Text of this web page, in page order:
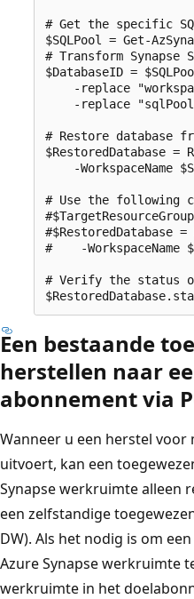
# Get the specific
$SQLPool = Get-
# Transform Synapse
$DatabaseID =
-replace
-replace
# Restore database
$RestoredDatabase =
-WorkspaceName
# Use the following
#$RestoredDatabase
#    -WorkspaceName
# Verify the status
Een bestaande
herstellen naar
abonnement via
Wanneer u een herstel
uitvoert, kan een
Synapse werkruimte alleen
een zelfstandige
DW). Als het nodig is om
Azure Synapse werkruimte
werkruimte in het